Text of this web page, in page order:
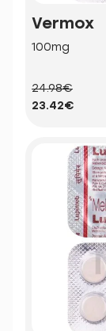
Vermox
100mg
24.98€
23.42€